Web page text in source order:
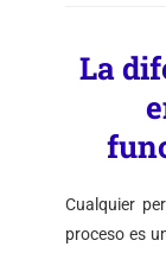
La
Cualquier
proceso es